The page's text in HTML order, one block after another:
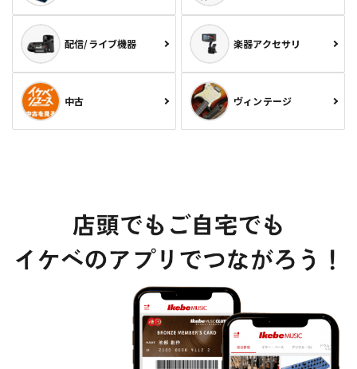
配信/ライブ機器 楽器アクセサリ
中古 ヴィンテージ